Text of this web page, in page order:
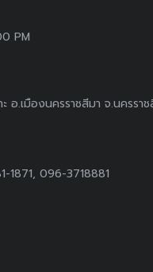
PM
อ.เมืองนครราชสีมา จ.นครร
1871, 096-3718881